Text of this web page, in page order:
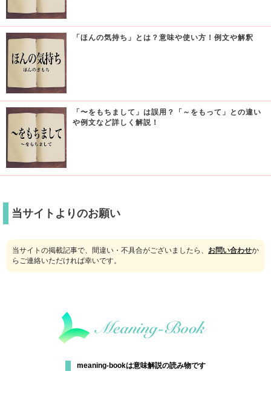
「ほんの気持ち」とは？意味や使い方！例文や解釈
「〜をもちまして」は誤用？「～をもって」との違い
や例文など詳しく解説！
当サイトよりのお願い
当サイトの掲載記事で、間違い・不具合がございましたら、 お問い合わせか
らご連絡いただければ幸いです。
meaning-bookは意味解説の読み物です